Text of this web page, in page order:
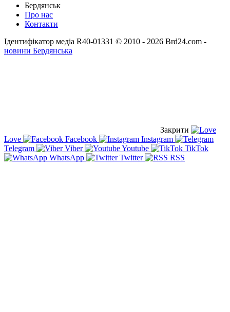
Бердянськ
Про нас
Контакти
Ідентифікатор медіа R40-01331 © 2010 - 2026 Brd24.com -
новини Бердянська
Закрити
Love
Facebook
Instagram
Telegram
Viber Youtube
TikTok
WhatsApp
Twitter RSS